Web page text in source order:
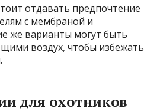
отдавать предпочтение
с мембраной и
же варианты могут быть
воздух, чтобы избежать
для охотников